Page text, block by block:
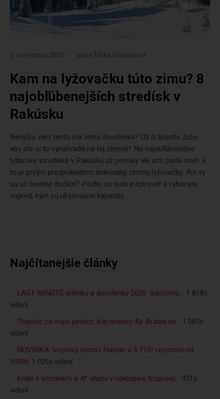
5. novembra 2020 autor Mirka Grajciarova
Kam na lyžovačku túto zimu? 8
najobľúbenejších stredísk v
Rakúsku
Nevyšla vám tento rok letná dovolenka? Už si brúsite zuby,
aby ste si to vynahradili na tej zimnej? Na najobľúbenejšie
lyžiarske strediská v Rakúsku už pomaly ale isto padá sneh a
to je prvým predpokladom dokonalej zimnej lyžovačky. Ani vy
sa už neviete dočkať? Poďte sa teda inšpirovať a vyberajte
vopred, kým sú ubytovacie kapacity...
Najčítanejšie články
LAST MINUTE letenky a dovolenky 2026: Santorini,… 1 818x
videní
Thajsko za málo peňazí: kúp letenky Air Arabia na… 1 083x
videní
NOVINKA: tropický ostrov Hainan s 5 TOP rezortmi od
1099€ 1 026x videní
Krabi s letenkami a 4* vilami v obklopení tropickej… 931x
videní